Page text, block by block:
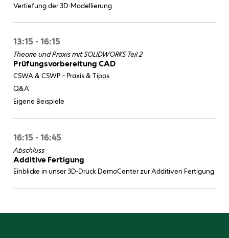
Vertiefung der 3D-Modellierung
13:15 - 16:15
Theorie und Praxis mit SOLIDWORKS Teil 2
Prüfungsvorbereitung CAD
CSWA & CSWP – Praxis & Tipps
Q&A
Eigene Beispiele
16:15 - 16:45
Abschluss
Additive Fertigung
Einblicke in unser 3D-Druck DemoCenter zur Additiven Fertigung